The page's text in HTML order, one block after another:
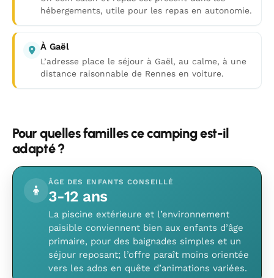
hébergements, utile pour les repas en autonomie.
À Gaël
L’adresse place le séjour à Gaël, au calme, à une
distance raisonnable de Rennes en voiture.
Pour quelles familles ce camping est-il
adapté ?
ÂGE DES ENFANTS CONSEILLÉ
3-12 ans
La piscine extérieure et l’environnement
paisible conviennent bien aux enfants d’âge
primaire, pour des baignades simples et un
séjour reposant; l’offre paraît moins orientée
vers les ados en quête d’animations variées.